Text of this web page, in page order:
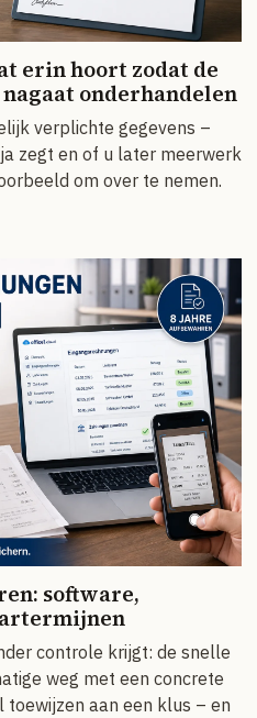
erin hoort zodat de
onderhandelen
verplichte gegevens –
zegt en of u later meerwerk
om over te nemen.
software,
controle krijgt: de snelle
weg met een concrete
aan een klus – en